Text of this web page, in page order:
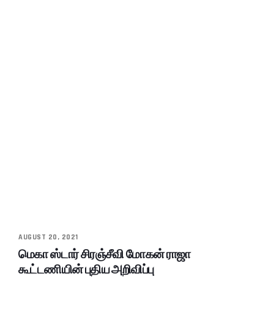
AUGUST 20, 2021
மெகா ஸ்டார் சிரஞ்சீவி மோகன் ராஜா
கூட்டணியின் புதிய அறிவிப்பு